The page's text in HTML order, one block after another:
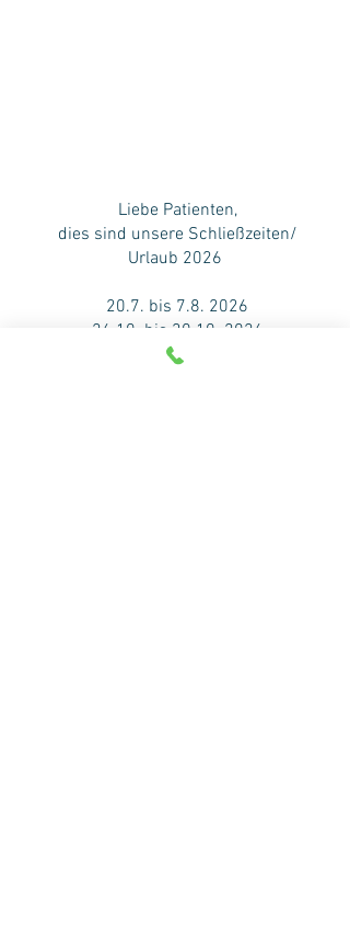
Liebe Patienten,
dies sind unsere Schließzeiten/
Urlaub 2026
20.7. bis 7.8. 2026
26.10. bis 30.10. 2026